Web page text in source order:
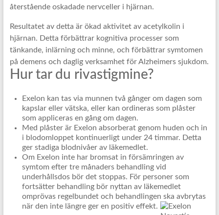
återstående oskadade nervceller i hjärnan.
Resultatet av detta är ökad aktivitet av acetylkolin i
hjärnan. Detta förbättrar kognitiva processer som
tänkande, inlärning och minne, och förbättrar symtomen
på demens och daglig verksamhet för Alzheimers sjukdom.
Hur tar du rivastigmine?
Exelon kan tas via munnen två gånger om dagen som
kapslar eller vätska, eller kan ordineras som plåster
som appliceras en gång om dagen.
Med plåster är Exelon absorberat genom huden och in
i blodomloppet kontinuerligt under 24 timmar. Detta
ger stadiga blodnivåer av läkemedlet.
Om Exelon inte har bromsat in försämringen av
symtom efter tre månaders behandling vid
underhållsdos bör det stoppas. För personer som
fortsätter behandling bör nyttan av läkemedlet
omprövas regelbundet och behandlingen ska avbrytas
när den inte längre ger en positiv effekt.